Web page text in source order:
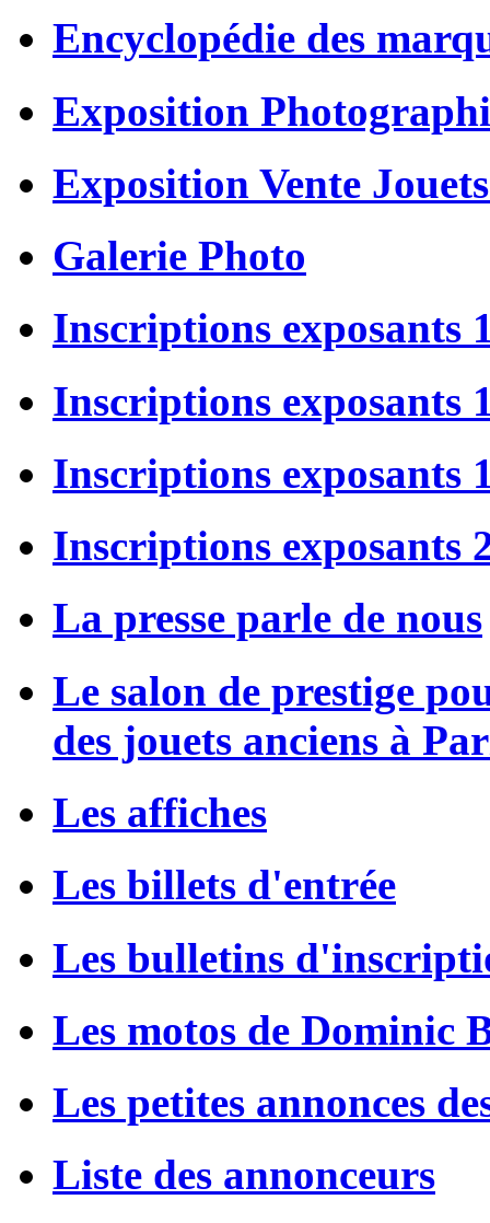
Encyclopédie des
Exposition
Exposition Vente
Galerie Photo
Inscriptions exposants
Inscriptions exposants
Inscriptions exposants
Inscriptions exposants
La presse parle de nous
Le salon de prestige
des jouets anciens à
Les affiches
Les billets d'entrée
Les bulletins
Les motos de Dominic
Les petites annonces
Liste des annonceurs